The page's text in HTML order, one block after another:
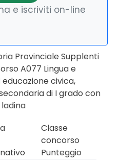
e iscriviti on-line
Provinciale Supplenti
A077 Lingua e
civica,
di I grado con
Classe
concorso
Punteggio